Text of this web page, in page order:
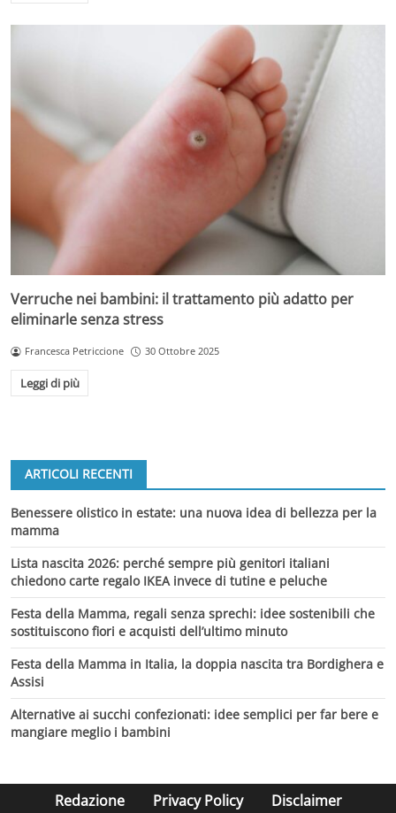
Verruche nei bambini: il trattamento più adatto per
eliminarle senza stress
Francesca Petriccione 30 Ottobre 2025
Leggi di più
ARTICOLI RECENTI
Benessere olistico in estate: una nuova idea di bellezza per la
mamma
Lista nascita 2026: perché sempre più genitori italiani
chiedono carte regalo IKEA invece di tutine e peluche
Festa della Mamma, regali senza sprechi: idee sostenibili che
sostituiscono fiori e acquisti dell’ultimo minuto
Festa della Mamma in Italia, la doppia nascita tra Bordighera e
Assisi
Alternative ai succhi confezionati: idee semplici per far bere e
mangiare meglio i bambini
Redazione Privacy Policy Disclaimer